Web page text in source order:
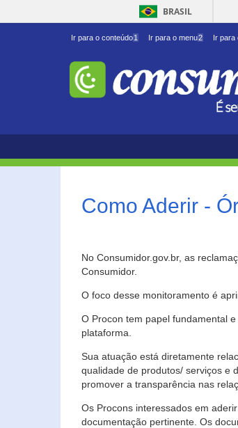
BRASIL
Ir para o conteúdo1 Ir para o menu2 Ir para
Como Aderir -
No Consumidor.gov.br, as
Consumidor.
O foco desse monitoramento é
O Procon tem papel fundamental
plataforma.
Sua atuação está diretamente
qualidade de produtos/ serviços e
promover a transparência nas
Os Procons interessados em
documentação pertinente. Os